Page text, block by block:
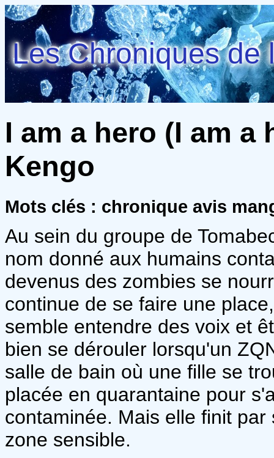
Les Chroniques de
I am a hero (I am a
Kengo
Mots clés : chronique avis
Au sein du groupe de
nom donné aux humains
devenus des zombies se
continue de se faire une
semble entendre des voix et
bien se dérouler lorsqu'un
salle de bain où une fille se
placée en quarantaine pour
contaminée. Mais elle finit
zone sensible.